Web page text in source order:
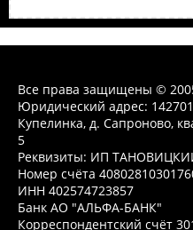
Все права защищены ©
Юридический адрес:
Купелинка, д. Сапроново,
5
Реквизиты: ИП
Номер счёта
ИНН 402574723857
Банк АО "АЛЬФА-БАНК"
Корреспондентский счёт